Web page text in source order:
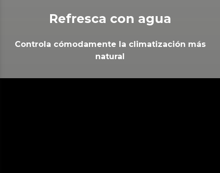
Refresca con agua
Controla cómodamente la climatización más
natural